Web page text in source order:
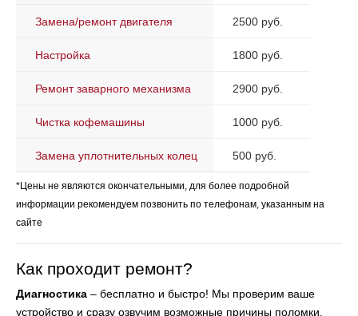
Замена/ремонт двигателя 2500 руб.
Настройка 1800 руб.
Ремонт заварного механизма 2900 руб.
Чистка кофемашины 1000 руб.
Замена уплотнительных колец 500 руб.
*Цены не являются окончательными, для более подробной
информации рекомендуем позвонить по телефонам, указанным на
сайте
Как проходит ремонт?
Диагностика – бесплатно и быстро! Мы проверим ваше
устройство и сразу озвучим возможные причины поломки.